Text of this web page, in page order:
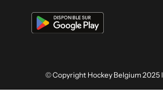
© Copyright Hockey Belgium 2025 I